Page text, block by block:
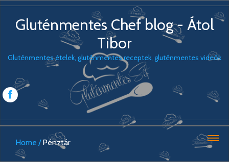
Gluténmentes Chef blog - Átol
Tibor
Gluténmentes ételek, gluténmentes receptek, gluténmentes videók
Home Pénztár